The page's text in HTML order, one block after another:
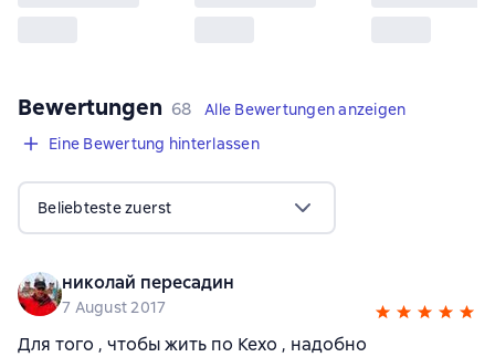
Bewertungen 68 Bewertungen
68
Alle Bewertungen anzeigen
Eine Bewertung hinterlassen
Beliebteste zuerst
николай пересадин
7 August 2017
Для того , чтобы жить по Кехо , надобно